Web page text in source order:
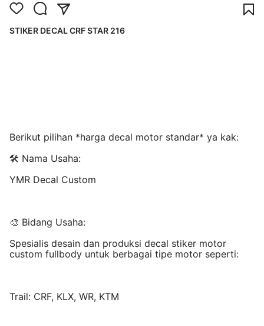
STIKER DECAL CRF STAR 216
Berikut pilihan *harga decal motor standar* ya kak:
🛠️ Nama Usaha:
YMR Decal Custom
🎨 Bidang Usaha:
Spesialis desain dan produksi decal stiker motor
custom fullbody untuk berbagai tipe motor seperti:
Trail: CRF, KLX, WR, KTM